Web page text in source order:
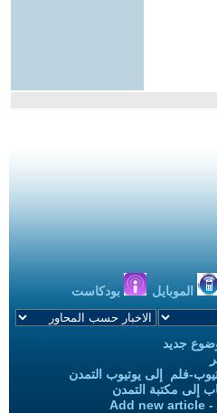
الموبايل بودكاست
جديد
فلم إلى يوتيوب التمدن
إلى مكتبة التمدن
Add new article -